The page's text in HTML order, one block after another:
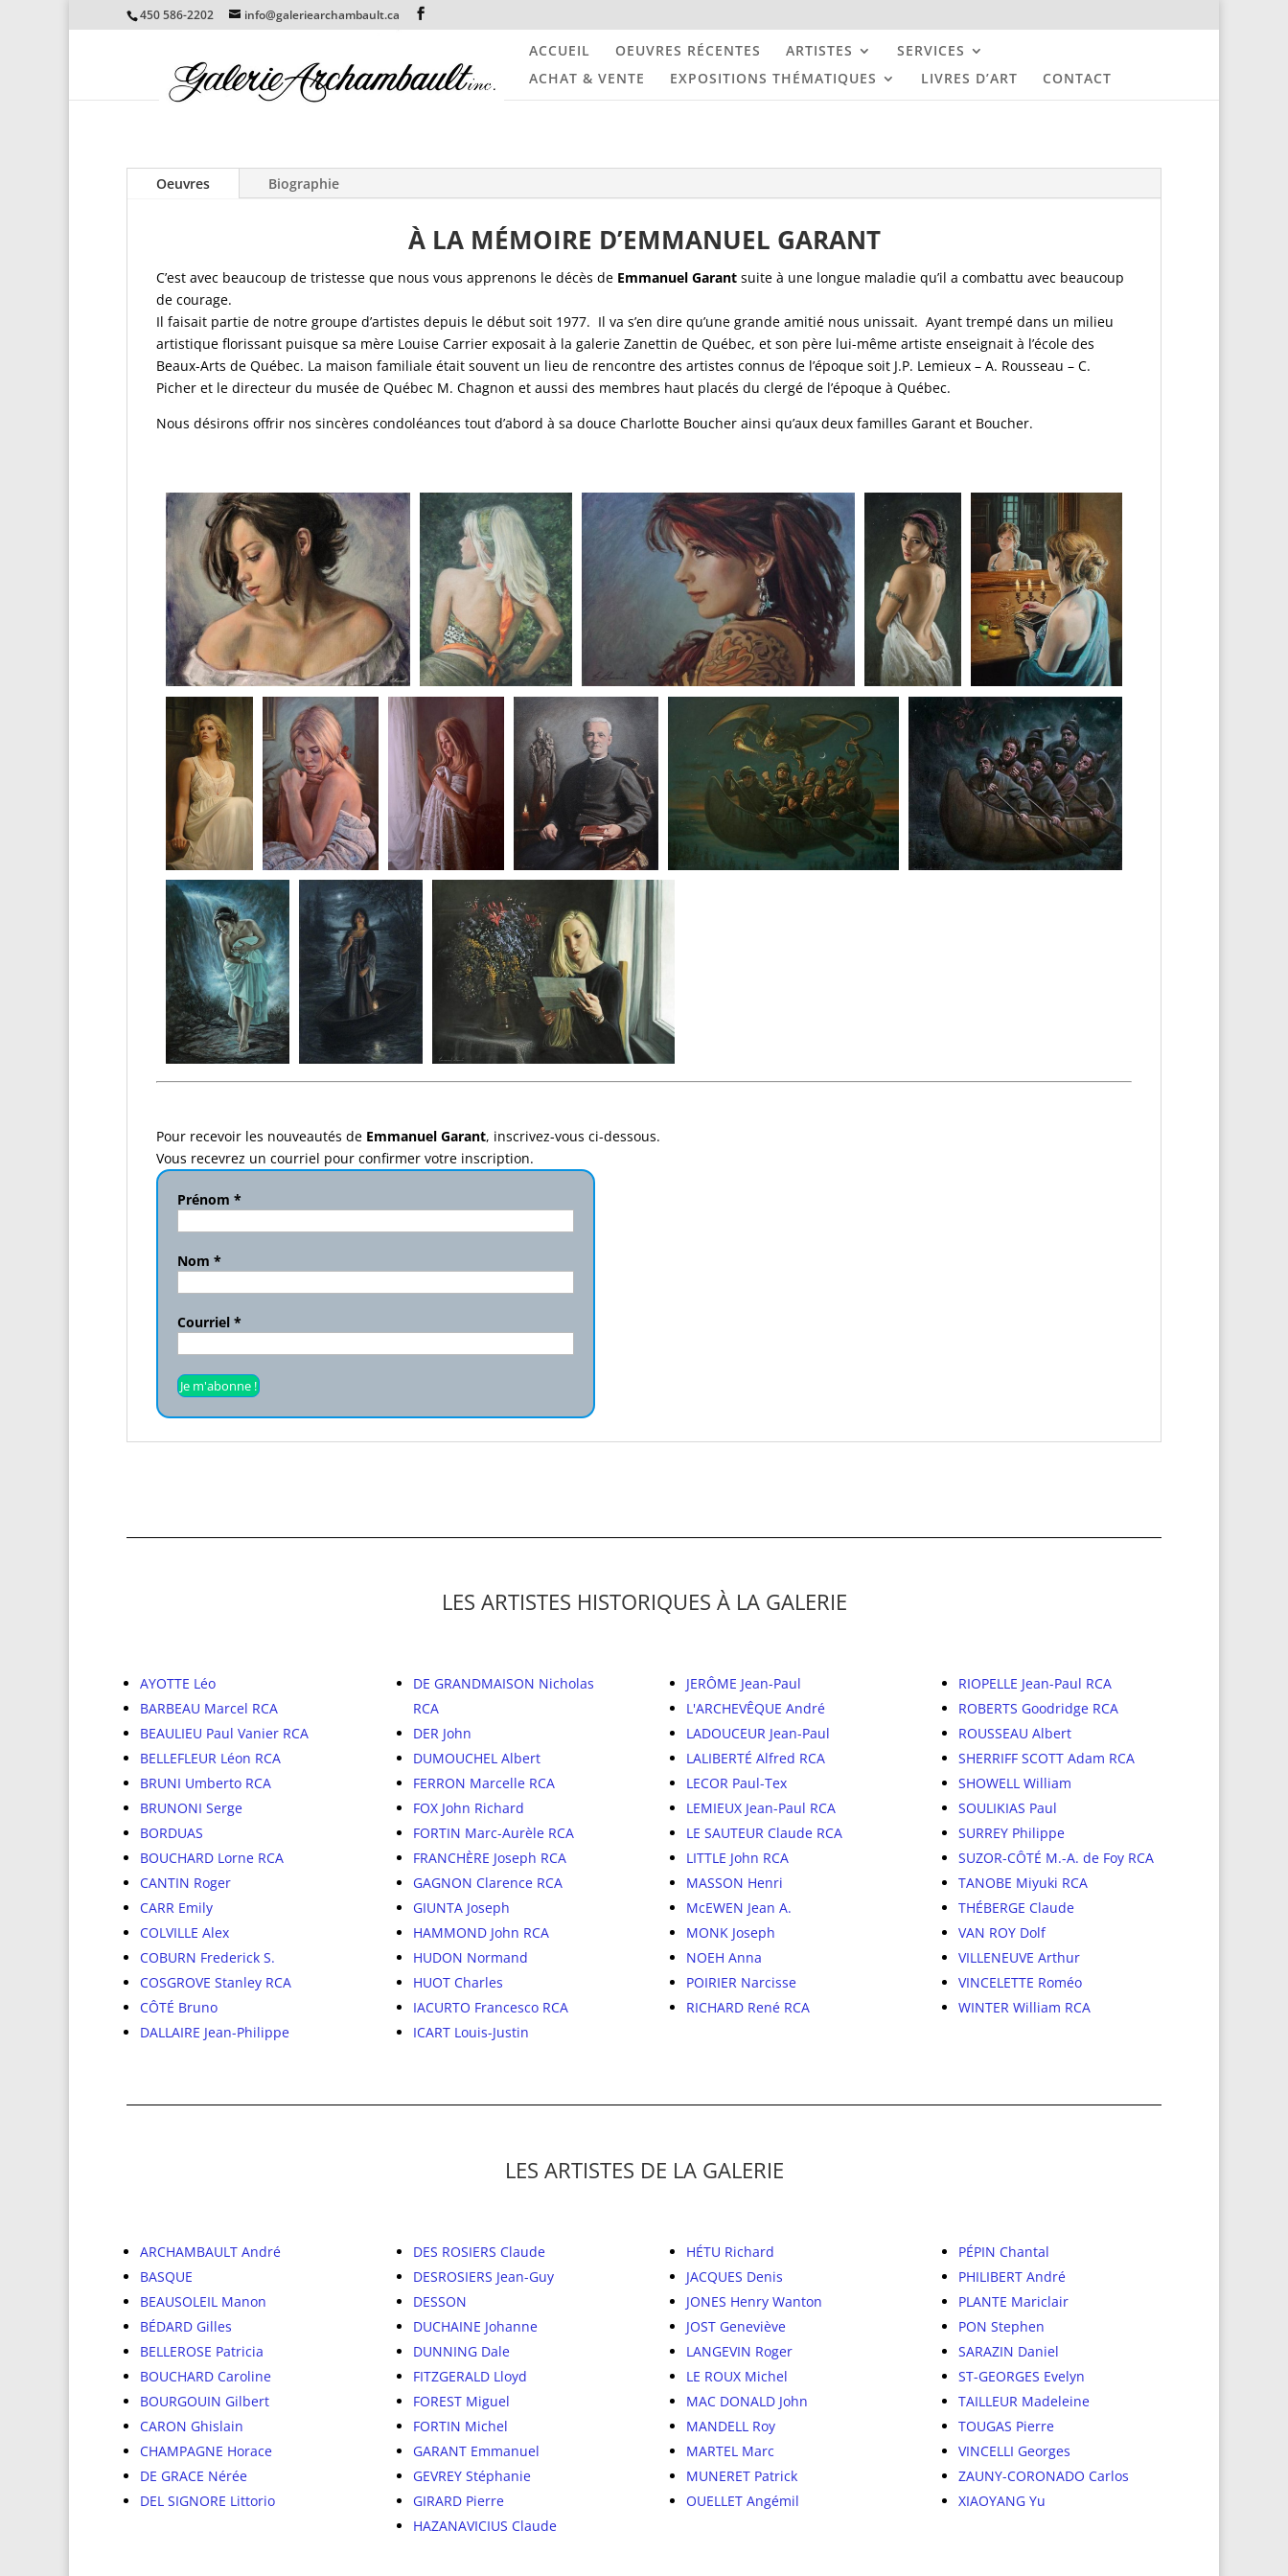
450 586-2202 info@galeriearchambault.ca
ACCUEIL OEUVRES RÉCENTES ARTISTES
SERVICES
ACHAT & VENTE
EXPOSITIONS THÉMATIQUES LIVRES D’ART CONTACT
Oeuvres Biographie
À LA MÉMOIRE D’EMMANUEL GARANT
C’est avec beaucoup de tristesse que nous vous apprenons le décès de Emmanuel Garant suite à une longue maladie qu’il a combattu avec beaucoup
de courage.
Il faisait partie de notre groupe d’artistes depuis le début soit 1977. Il va s’en dire qu’une grande amitié nous unissait. Ayant trempé dans un milieu
artistique florissant puisque sa mère Louise Carrier exposait à la galerie Zanettin de Québec, et son père lui-même artiste enseignait à l’école des
Beaux-Arts de Québec. La maison familiale était souvent un lieu de rencontre des artistes connus de l’époque soit J.P. Lemieux – A. Rousseau – C.
Picher et le directeur du musée de Québec M. Chagnon et aussi des membres haut placés du clergé de l’époque à Québec.
Nous désirons offrir nos sincères condoléances tout d’abord à sa douce Charlotte Boucher ainsi qu’aux deux familles Garant et Boucher.
Pour recevoir les nouveautés de Emmanuel Garant, inscrivez-vous ci-dessous.
Vous recevrez un courriel pour confirmer votre inscription.
Prénom *
Nom *
Courriel *
LES ARTISTES HISTORIQUES À LA GALERIE
AYOTTE Léo
BARBEAU Marcel RCA
BEAULIEU Paul Vanier RCA
BELLEFLEUR Léon RCA
BRUNI Umberto RCA
BRUNONI Serge
BORDUAS
BOUCHARD Lorne RCA
CANTIN Roger
CARR Emily
COLVILLE Alex
COBURN Frederick S.
COSGROVE Stanley RCA
CÔTÉ Bruno
DALLAIRE Jean-Philippe
DE GRANDMAISON Nicholas
RCA
DER John
DUMOUCHEL Albert
FERRON Marcelle RCA
FOX John Richard
FORTIN Marc-Aurèle RCA
FRANCHÈRE Joseph RCA
GAGNON Clarence RCA
GIUNTA Joseph
HAMMOND John RCA
HUDON Normand
HUOT Charles
IACURTO Francesco RCA
ICART Louis-Justin
JERÔME Jean-Paul
L'ARCHEVÊQUE André
LADOUCEUR Jean-Paul
LALIBERTÉ Alfred RCA
LECOR Paul-Tex
LEMIEUX Jean-Paul RCA
LE SAUTEUR Claude RCA
LITTLE John RCA
MASSON Henri
McEWEN Jean A.
MONK Joseph
NOEH Anna
POIRIER Narcisse
RICHARD René RCA
RIOPELLE Jean-Paul RCA
ROBERTS Goodridge RCA
ROUSSEAU Albert
SHERRIFF SCOTT Adam RCA
SHOWELL William
SOULIKIAS Paul
SURREY Philippe
SUZOR-CÔTÉ M.-A. de Foy RCA
TANOBE Miyuki RCA
THÉBERGE Claude
VAN ROY Dolf
VILLENEUVE Arthur
VINCELETTE Roméo
WINTER William RCA
LES ARTISTES DE LA GALERIE
ARCHAMBAULT André
BASQUE
BEAUSOLEIL Manon
BÉDARD Gilles
BELLEROSE Patricia
BOUCHARD Caroline
BOURGOUIN Gilbert
CARON Ghislain
CHAMPAGNE Horace
DE GRACE Nérée
DEL SIGNORE Littorio
DES ROSIERS Claude
DESROSIERS Jean-Guy
DESSON
DUCHAINE Johanne
DUNNING Dale
FITZGERALD Lloyd
FOREST Miguel
FORTIN Michel
GARANT Emmanuel
GEVREY Stéphanie
GIRARD Pierre
HAZANAVICIUS Claude
HÉTU Richard
JACQUES Denis
JONES Henry Wanton
JOST Geneviève
LANGEVIN Roger
LE ROUX Michel
MAC DONALD John
MANDELL Roy
MARTEL Marc
MUNERET Patrick
OUELLET Angémil
PÉPIN Chantal
PHILIBERT André
PLANTE Mariclair
PON Stephen
SARAZIN Daniel
ST-GEORGES Evelyn
TAILLEUR Madeleine
TOUGAS Pierre
VINCELLI Georges
ZAUNY-CORONADO Carlos
XIAOYANG Yu